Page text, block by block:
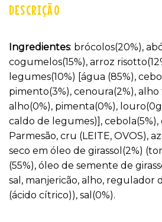
DESCRIÇÃO
Ingredientes: brócolos(20%),
cogumelos(15%), arroz
legumes(10%) [água (85%),
pimento(3%), cenoura(2%), alho
alho(0%), pimenta(0%),
caldo de legumes)], cebola(5%),
Parmesão, cru (LEITE, OVOS),
seco em óleo de girassol(2%)
(55%), óleo de semente de
sal, manjericão, alho, regulador
(ácido cítrico)), sal(0%).